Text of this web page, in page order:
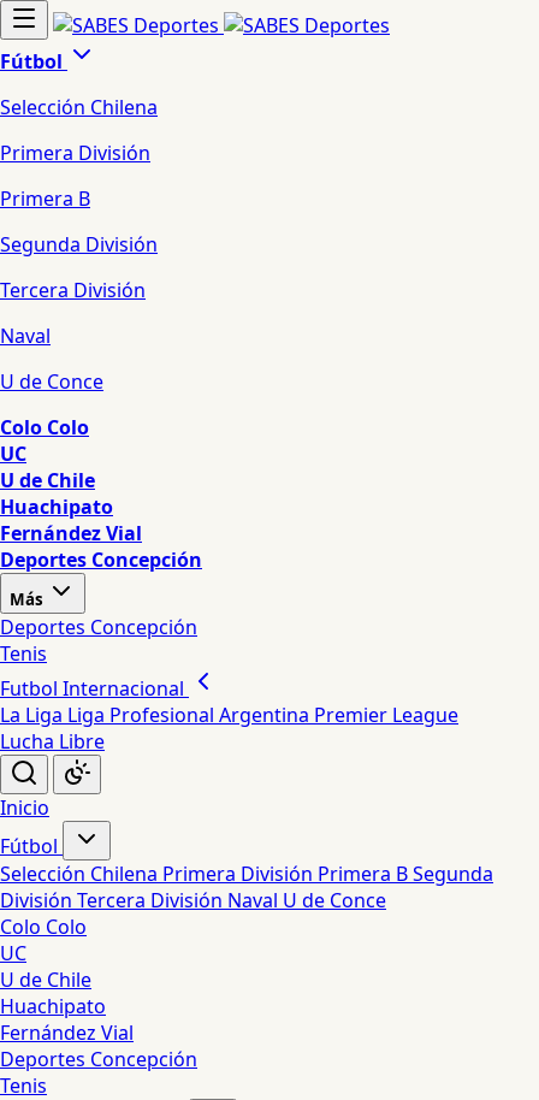
Fútbol
Selección Chilena
Primera División
Primera B
Segunda División
Tercera División
Naval
U de Conce
Colo Colo
UC
U de Chile
Huachipato
Fernández Vial
Deportes Concepción
Más
Deportes Concepción
Tenis
Futbol Internacional
La Liga Liga Profesional Argentina Premier League
Lucha Libre
Inicio
Fútbol
Selección Chilena Primera División Primera BSegunda
División Tercera División Naval U de Conce
Colo Colo
UC
U de Chile
Huachipato
Fernández Vial
Deportes Concepción
Tenis